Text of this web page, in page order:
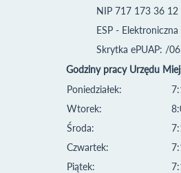
NIP 717 173 36 12
ESP -
Skrytka ePUAP: /
Godziny pracy Urzędu
Poniedziałek:
Wtorek:
Środa:
Czwartek:
Piątek: